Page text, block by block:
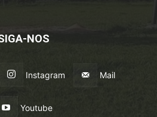
NOS
Instagram Mail
Youtube